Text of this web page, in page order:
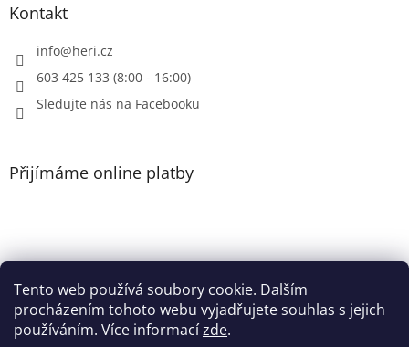
Tento web používá soubory cookie. Dalším
procházením tohoto webu vyjadřujete souhlas s jejich
používáním. Více informacízde.
Kontakt
info@heri.cz
603 425 133 (8:00 - 16:00)
Sledujte nás na Facebooku
Přijímáme online platby
Patička